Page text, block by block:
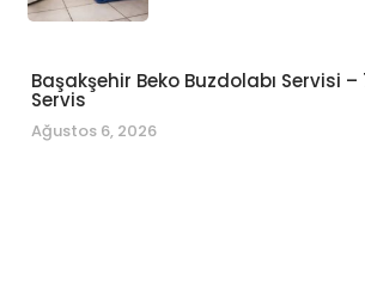
Başakşehir Beko Buzdolabı Servisi
Servis
Ağustos 6, 2026